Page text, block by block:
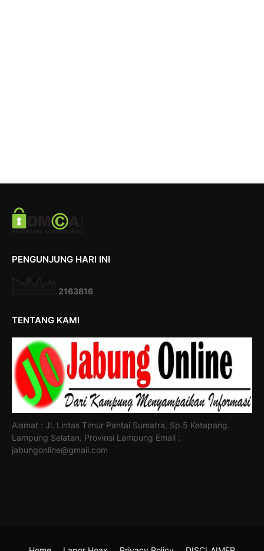
PENGUNJUNG HARI INI
2163816
TENTANG KAMI
Alamat : Jl. Lintas Timur Pantai Sumatra, Sp.5 Ketapang.
Lampung Selatan. Provinsi Lampung Email :
jabungonline@gmail.com